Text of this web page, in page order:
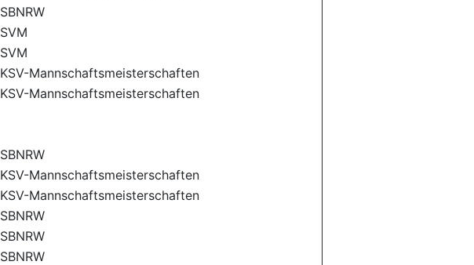
SBNRW
SVM
SVM
KSV-Mannschaftsmeisterschaften
KSV-Mannschaftsmeisterschaften
SBNRW
KSV-Mannschaftsmeisterschaften
KSV-Mannschaftsmeisterschaften
SBNRW
SBNRW
SBNRW